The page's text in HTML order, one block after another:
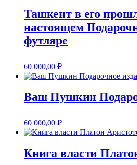
Ташкент в его
настоящем
футляре
60 000,00 ₽
Ваш Пушкин
60 000,00 ₽
Книга власти